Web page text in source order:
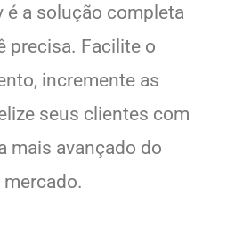
é a solução completa
precisa. Facilite o
incremente as
seus clientes com
mais avançado do
mercado.